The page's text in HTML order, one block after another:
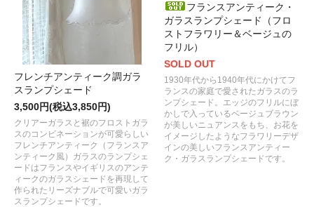
フレンチアンティーク調ガラ
スランプシェード
3,500円(税込3,850円)
クリアーガラスと裾のフロストガラ
スのコンビネーションが可愛らしい
フレンチアンティーク（フランスア
ンティーク風）ガラスのランプシェ
ードはフランスやイギリスのアンテ
ィークのガラスシェードを再現して
作られたリーズナブルで可愛いガラ
スランプシェードです。
フランスアンティーク・
ガラスランプシェード（フロ
ストフラワリー＆ベージュの
フリル）
SOLD OUT
1930年代から1940年代にかけてフ
ランスの家庭で愛されたガラスのラ
ンプシェード。エッジのフリルにぼ
かしで入っているベージュブラウン
が美しいニュアンスをもち、お花を
イメージしたようなフラワリーデザ
インの美しいフランスアンティー
ク・ガラスランプシェードです。